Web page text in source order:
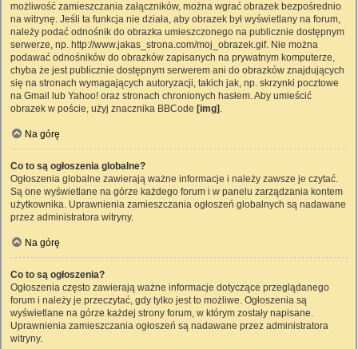
możliwość zamieszczania załączników, można wgrać obrazek bezpośrednio
na witrynę. Jeśli ta funkcja nie działa, aby obrazek był wyświetlany na forum,
należy podać odnośnik do obrazka umieszczonego na publicznie dostępnym
serwerze, np. http://www.jakas_strona.com/moj_obrazek.gif. Nie można
podawać odnośników do obrazków zapisanych na prywatnym komputerze,
chyba że jest publicznie dostępnym serwerem ani do obrazków znajdujących
się na stronach wymagających autoryzacji, takich jak, np. skrzynki pocztowe
na Gmail lub Yahoo! oraz stronach chronionych hasłem. Aby umieścić
obrazek w poście, użyj znacznika BBCode [img] .
Na górę
Co to są ogłoszenia globalne?
Ogłoszenia globalne zawierają ważne informacje i należy zawsze je czytać.
Są one wyświetlane na górze każdego forum i w panelu zarządzania kontem
użytkownika. Uprawnienia zamieszczania ogłoszeń globalnych są nadawane
przez administratora witryny.
Na górę
Co to są ogłoszenia?
Ogłoszenia często zawierają ważne informacje dotyczące przeglądanego
forum i należy je przeczytać, gdy tylko jest to możliwe. Ogłoszenia są
wyświetlane na górze każdej strony forum, w którym zostały napisane.
Uprawnienia zamieszczania ogłoszeń są nadawane przez administratora
witryny.